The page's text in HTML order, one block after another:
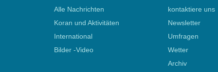
Alle Nachrichten
Koran und Aktivitäten
International
Bilder -Video
kontaktiere uns
Newsletter
Umfragen
Wetter
Archiv